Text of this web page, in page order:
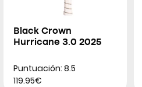
Black Crown
Hurricane 3.0 2025
Puntuación: 8.5
119.95€